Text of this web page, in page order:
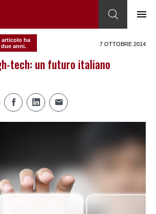
articolo ha
anni.
7 OTTOBRE 2014
tech: un futuro italiano